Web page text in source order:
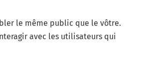
le même public que le vôtre.
avec les utilisateurs qui